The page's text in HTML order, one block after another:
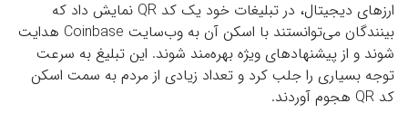
ارزهای دیجیتال، در تبلیغات خود یک کد QR نمایش داد که
بینندگان می‌توانستند با اسکن آن به وب‌سایت Coinbase هدایت
شوند و از پیشنهادهای ویژه بهره‌مند شوند. این تبلیغ به سرعت
توجه بسیاری را جلب کرد و تعداد زیادی از مردم به سمت اسکن
کد QR هجوم آوردند.